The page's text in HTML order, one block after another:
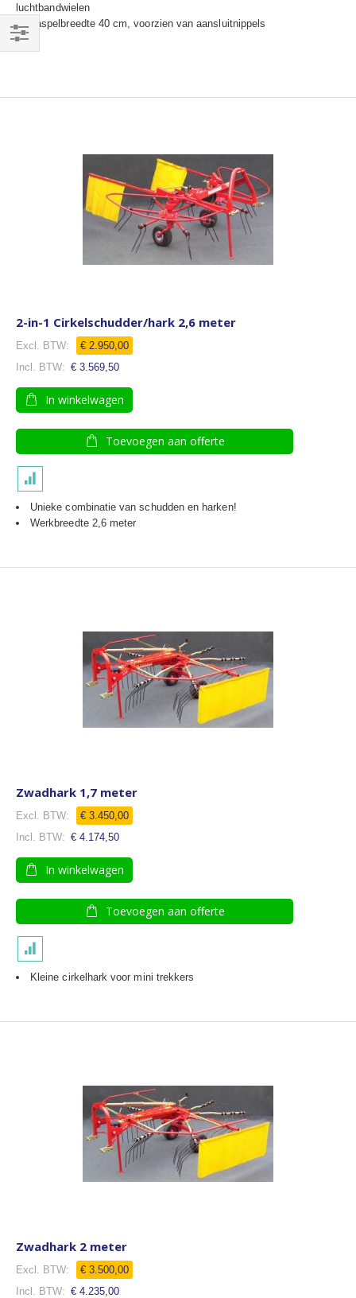
luchtbandwielen
haspelbreedte 40 cm, voorzien van aansluitnippels
2-in-1 Cirkelschudder/hark 2,6 meter
€ 2.950,00
€ 3.569,50
In winkelwagen
Toevoegen aan offerte
Unieke combinatie van schudden en harken!
Werkbreedte 2,6 meter
Zwadhark 1,7 meter
€ 3.450,00
€ 4.174,50
In winkelwagen
Toevoegen aan offerte
Kleine cirkelhark voor mini trekkers
Zwadhark 2 meter
€ 3.500,00
€ 4.235,00
Filteren